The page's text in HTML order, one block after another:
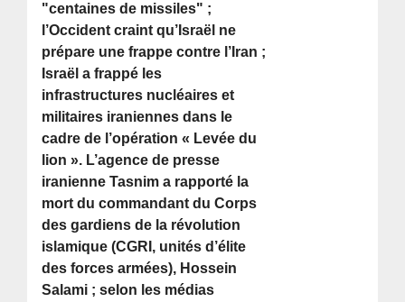
"centaines de missiles" ;
l’Occident craint qu’Israël ne
prépare une frappe contre l’Iran ;
Israël a frappé les
infrastructures nucléaires et
militaires iraniennes dans le
cadre de l’opération « Levée du
lion ». L’agence de presse
iranienne Tasnim a rapporté la
mort du commandant du Corps
des gardiens de la révolution
islamique (CGRI, unités d’élite
des forces armées), Hossein
Salami ; selon les médias